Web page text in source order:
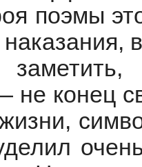
поэмы
не конец